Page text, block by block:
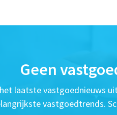
Geen
laatste vastgoednieuws
vastgoedtrends.